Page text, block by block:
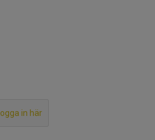
Logga in här